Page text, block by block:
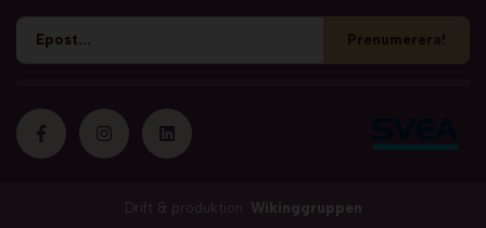
Prenumerera!
Drift & produktion: Wikinggruppen